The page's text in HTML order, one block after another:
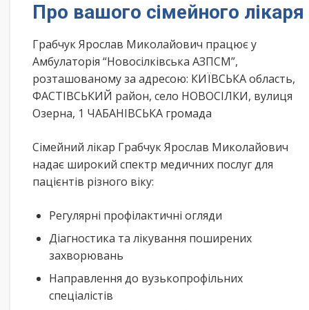
Про вашого сімейного лікаря
Грабчук Ярослав Миколайович працює у
Амбулаторія “Новосілківська АЗПСМ”,
розташованому за адресою: КИЇВСЬКА область,
ФАСТІВСЬКИЙ район, село НОВОСІЛКИ, вулиця
Озерна, 1 ЧАБАНІВСЬКА громада
Сімейний лікар Грабчук Ярослав Миколайович
надає широкий спектр медичних послуг для
пацієнтів різного віку:
Регулярні профілактичні огляди
Діагностика та лікування поширених
захворювань
Направлення до вузькопрофільних
спеціалістів